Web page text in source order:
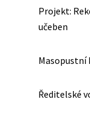
Projekt:
učeben
Masopustní
Ředitelské